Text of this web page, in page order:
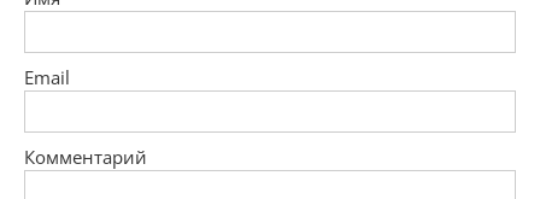
Email
Комментарий